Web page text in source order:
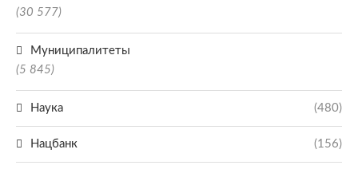
(30 577)
Муниципалитеты
(5 845)
Наука (480)
Нацбанк (156)